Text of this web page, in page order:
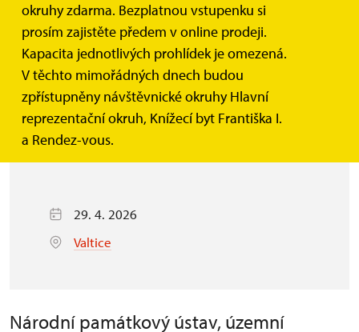
okruhy zdarma. Bezplatnou vstupenku si
prosím zajistěte předem v online prodeji.
Kapacita jednotlivých prohlídek je omezená.
V těchto mimořádných dnech budou
zpřístupněny návštěvnické okruhy Hlavní
reprezentační okruh, Knížecí byt Františka I.
a Rendez-vous.
Veřejná soutěž o nejvhodnější
nabídku – SZ Valtice – pronájem
části pozemku pro účely
provozování tenisového kurtu
29. 4. 2026
Valtice
Národní památkový ústav, územní